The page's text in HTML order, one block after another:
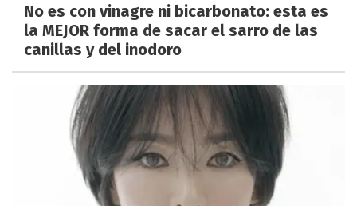
No es con vinagre ni bicarbonato: esta es
la MEJOR forma de sacar el sarro de las
canillas y del inodoro